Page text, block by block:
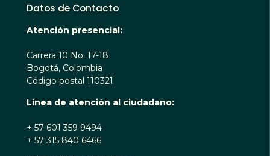
Datos de Contacto
Atención presencial:
Carrera 10 No. 17-18
Bogotá, Colombia
Código postal 110321
Línea de atención al ciudadano:
+ 57 601 359 9494
+ 57 315 840 6466